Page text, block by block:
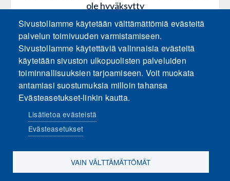
ole hyväksytty
HYVÄKSY KAIKKI EVÄSTEET
Hyväksy vain upotusevästeet
Sosiaalinen media
Sivustollamme käytetään välttämättömiä evästeitä
palvelun toimivuuden varmistamiseen.
Sivustollamme käytettäviä valinnaisia evästeitä
käytetään sivuston ulkopuolisten palveluiden
toiminnallisuuksien tarjoamiseen. Voit muokata
antamiasi suostumuksia milloin tahansa
Evästeasetukset-linkin kautta.
Lisätietoa evästeistä
Evästeasetukset
VAIN VÄLTTÄMÄTTÖMÄT